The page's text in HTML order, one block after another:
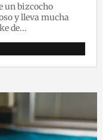
un bizcocho
y lleva mucha
de...